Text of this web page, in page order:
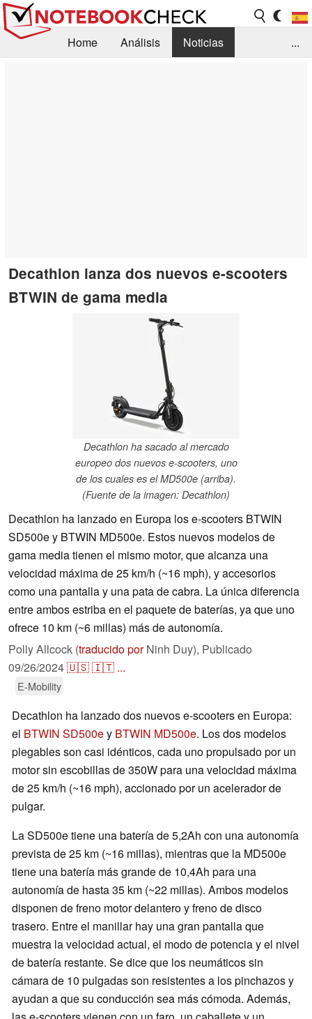
Home Análisis
Noticias
...
Decathlon lanza dos nuevos e-scooters
BTWIN de gama media
Decathlon ha sacado al mercado
europeo dos nuevos e-scooters, uno
de los cuales es el MD500e (arriba).
(Fuente de la imagen: Decathlon)
Decathlon ha lanzado en Europa los e-scooters BTWIN
SD500e y BTWIN MD500e. Estos nuevos modelos de
gama media tienen el mismo motor, que alcanza una
velocidad máxima de 25 km/h (~16 mph), y accesorios
como una pantalla y una pata de cabra. La única diferencia
entre ambos estriba en el paquete de baterías, ya que uno
ofrece 10 km (~6 millas) más de autonomía.
Polly Allcock (traducido porNinh Duy), Publicado
09/26/2024🇺🇸🇮🇹 ...
E-Mobility
Decathlon ha lanzado dos nuevos e-scooters en Europa:
el BTWIN SD500ey BTWIN MD500e. Los dos modelos
plegables son casi idénticos, cada uno propulsado por un
motor sin escobillas de 350W para una velocidad máxima
de 25 km/h (~16 mph), accionado por un acelerador de
pulgar.
La SD500e tiene una batería de 5,2Ah con una autonomía
prevista de 25 km (~16 millas), mientras que la MD500e
tiene una batería más grande de 10,4Ah para una
autonomía de hasta 35 km (~22 millas). Ambos modelos
disponen de freno motor delantero y freno de disco
trasero. Entre el manillar hay una gran pantalla que
muestra la velocidad actual, el modo de potencia y el nivel
de batería restante. Se dice que los neumáticos sin
cámara de 10 pulgadas son resistentes a los pinchazos y
ayudan a que su conducción sea más cómoda. Además,